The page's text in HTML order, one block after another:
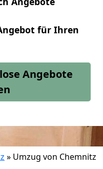
für Ihren
Angebote
» Umzug von Chemnitz